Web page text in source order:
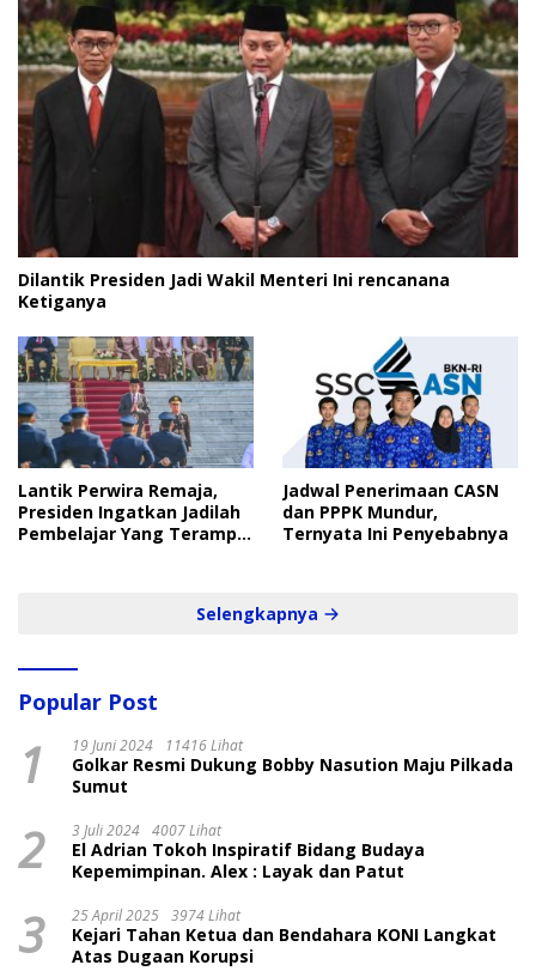
Dilantik Presiden Jadi Wakil Menteri Ini rencanana
Ketiganya
Lantik Perwira Remaja,
Presiden Ingatkan Jadilah
Pembelajar Yang Terampil
Jadwal Penerimaan CASN
dan PPPK Mundur,
Ternyata Ini Penyebabnya
Selengkapnya
Popular Post
1 19 Juni 2024 11416 Lihat
Golkar Resmi Dukung Bobby Nasution Maju Pilkada
Sumut
2 3 Juli 2024 4007 Lihat
El Adrian Tokoh Inspiratif Bidang Budaya
Kepemimpinan. Alex : Layak dan Patut
3 25 April 2025 3974 Lihat
Kejari Tahan Ketua dan Bendahara KONI Langkat
Atas Dugaan Korupsi